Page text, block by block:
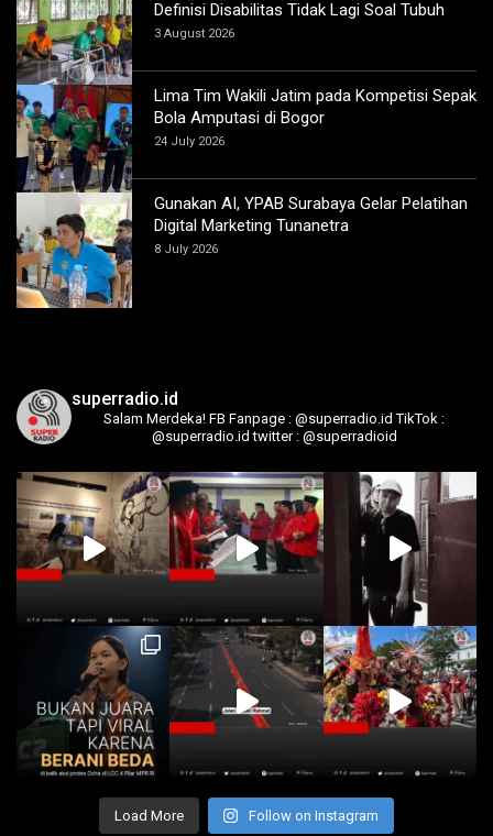
Definisi Disabilitas Tidak Lagi Soal Tubuh
3 August 2026
Lima Tim Wakili Jatim pada Kompetisi Sepak
Bola Amputasi di Bogor
24 July 2026
Gunakan AI, YPAB Surabaya Gelar Pelatihan
Digital Marketing Tunanetra
8 July 2026
superradio.id
Salam Merdeka! FB Fanpage : @superradio.id TikTok :
@superradio.id twitter : @superradioid
Load More Follow on Instagram